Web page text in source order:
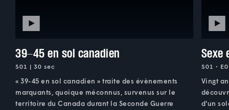
39-45 en sol canadien
S01 | 30 sec
« 39-45 en sol canadien » traite des évènements
marquants, quoique méconnus, survenus sur le
territoire du Canada durant la Seconde Guerre
Sexe
S01 •
Vingt
d'un